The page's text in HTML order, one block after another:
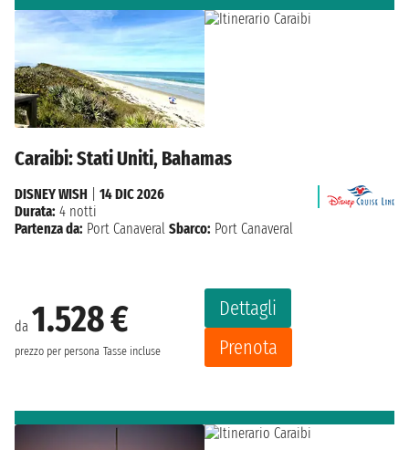
Caraibi: Stati Uniti, Bahamas
da 1.528 €
prezzo per persona Tasse incluse
Dettagli
Prenota
DISNEY WISH
14 DIC 2026
Durata: 4 notti
Partenza da: Port Canaveral Sbarco: Port Canaveral